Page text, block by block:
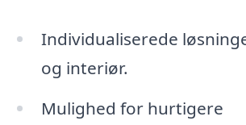
Individualiserede
og interiør.
Mulighed for hurtigere